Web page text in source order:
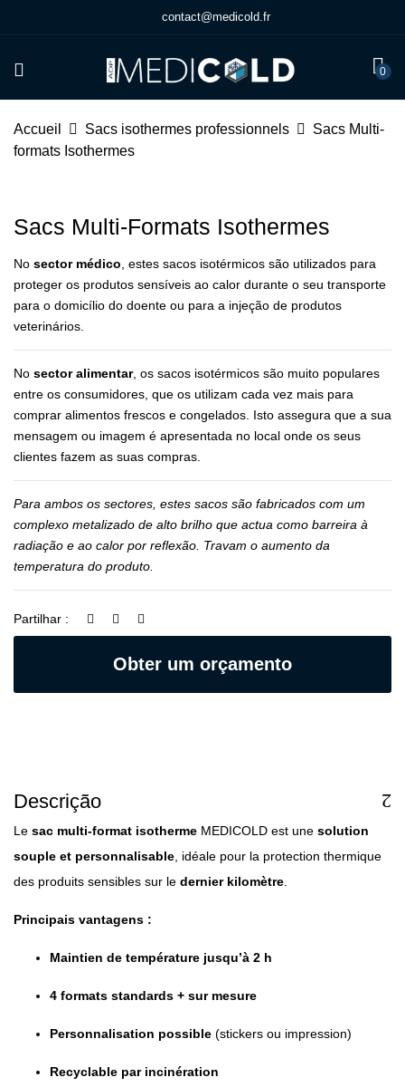
contact@medicold.fr
0
Accueil Sacs isothermes professionnels
Sacs Multi-
formats Isothermes
Sacs Multi-Formats Isothermes
No sector médico , estes sacos isotérmicos são utilizados para
proteger os produtos sensíveis ao calor durante o seu transporte
para o domicílio do doente ou para a injeção de produtos
veterinários.
No sector alimentar, os sacos isotérmicos são muito populares
entre os consumidores, que os utilizam cada vez mais para
comprar alimentos frescos e congelados. Isto assegura que a sua
mensagem ou imagem é apresentada no local onde os seus
clientes fazem as suas compras.
Para ambos os sectores, estes sacos são fabricados com um
complexo metalizado de alto brilho que actua como barreira à
radiação e ao calor por reflexão. Travam o aumento da
temperatura do produto.
Partilhar :
Obter um orçamento
Descrição
Le sac multi-format isotherme MEDICOLD est une solution
souple et personnalisable , idéale pour la protection thermique
des produits sensibles sur le dernier kilomètre
Principais vantagens :
Maintien de température jusqu’à 2 h
4 formats standards + sur mesure
Personnalisation possible (stickers ou impression)
Recyclable par incinération